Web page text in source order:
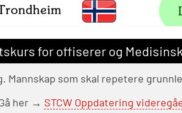
for offiserer og
Mannskap som skal repetere
her → STCW Oppdatering